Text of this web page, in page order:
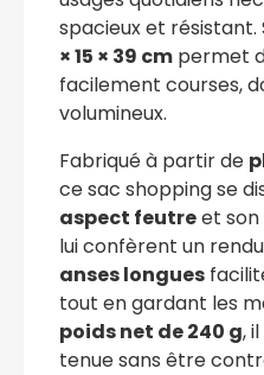
spacieux et résistant.
× 15 × 39 cm permet
facilement courses,
volumineux.
Fabriqué à partir de
ce sac shopping se
aspect feutreet son
lui confèrent un rendu
anses longues
tout en gardant les
poids net de 240 g,
tenue sans être